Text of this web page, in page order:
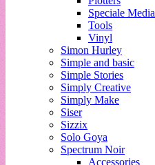
Speciale Media
Tools
Vinyl
Simon Hurley
Simple and basic
Simple Stories
Simply Creative
Simply Make
Siser
Sizzix
Solo Goya
Spectrum Noir
Accessories